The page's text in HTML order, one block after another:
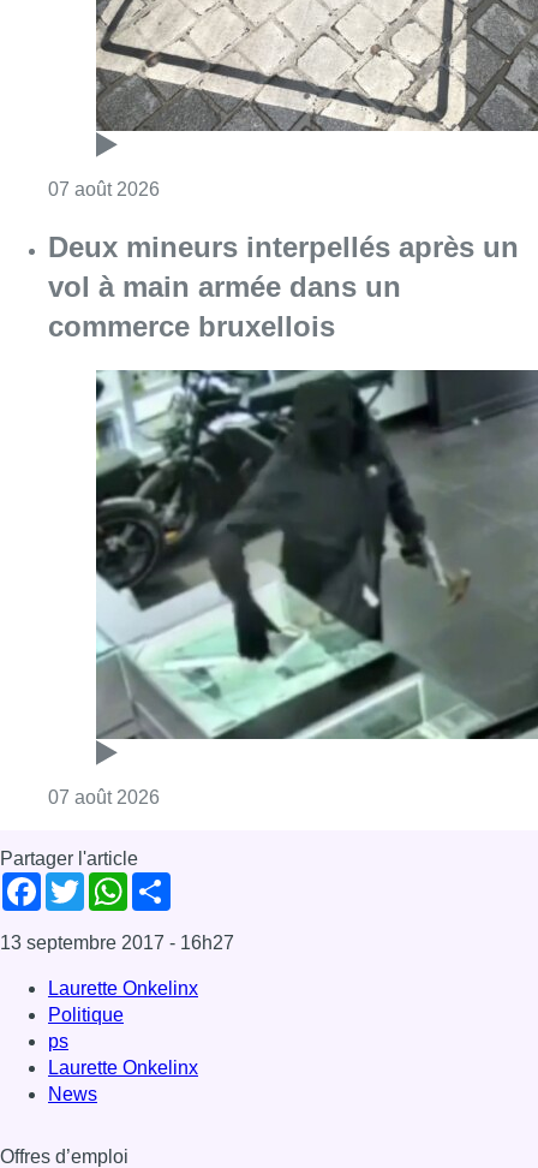
07 août 2026
Deux mineurs interpellés après un
vol à main armée dans un
commerce bruxellois
07 août 2026
Partager l'article
Facebook
TwitterWhatsApp
13 septembre 2017 - 16h27
Laurette Onkelinx
Politique
ps
Laurette Onkelinx
News
Offres d’emploi